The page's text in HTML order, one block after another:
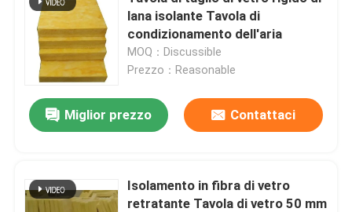
lana isolante Tavola di
condizionamento dell'aria
MOQ：Discussible
Prezzo：Reasonable
Miglior prezzo Contattaci
Isolamento in fibra di vetro
retratante Tavola di vetro 50 mm